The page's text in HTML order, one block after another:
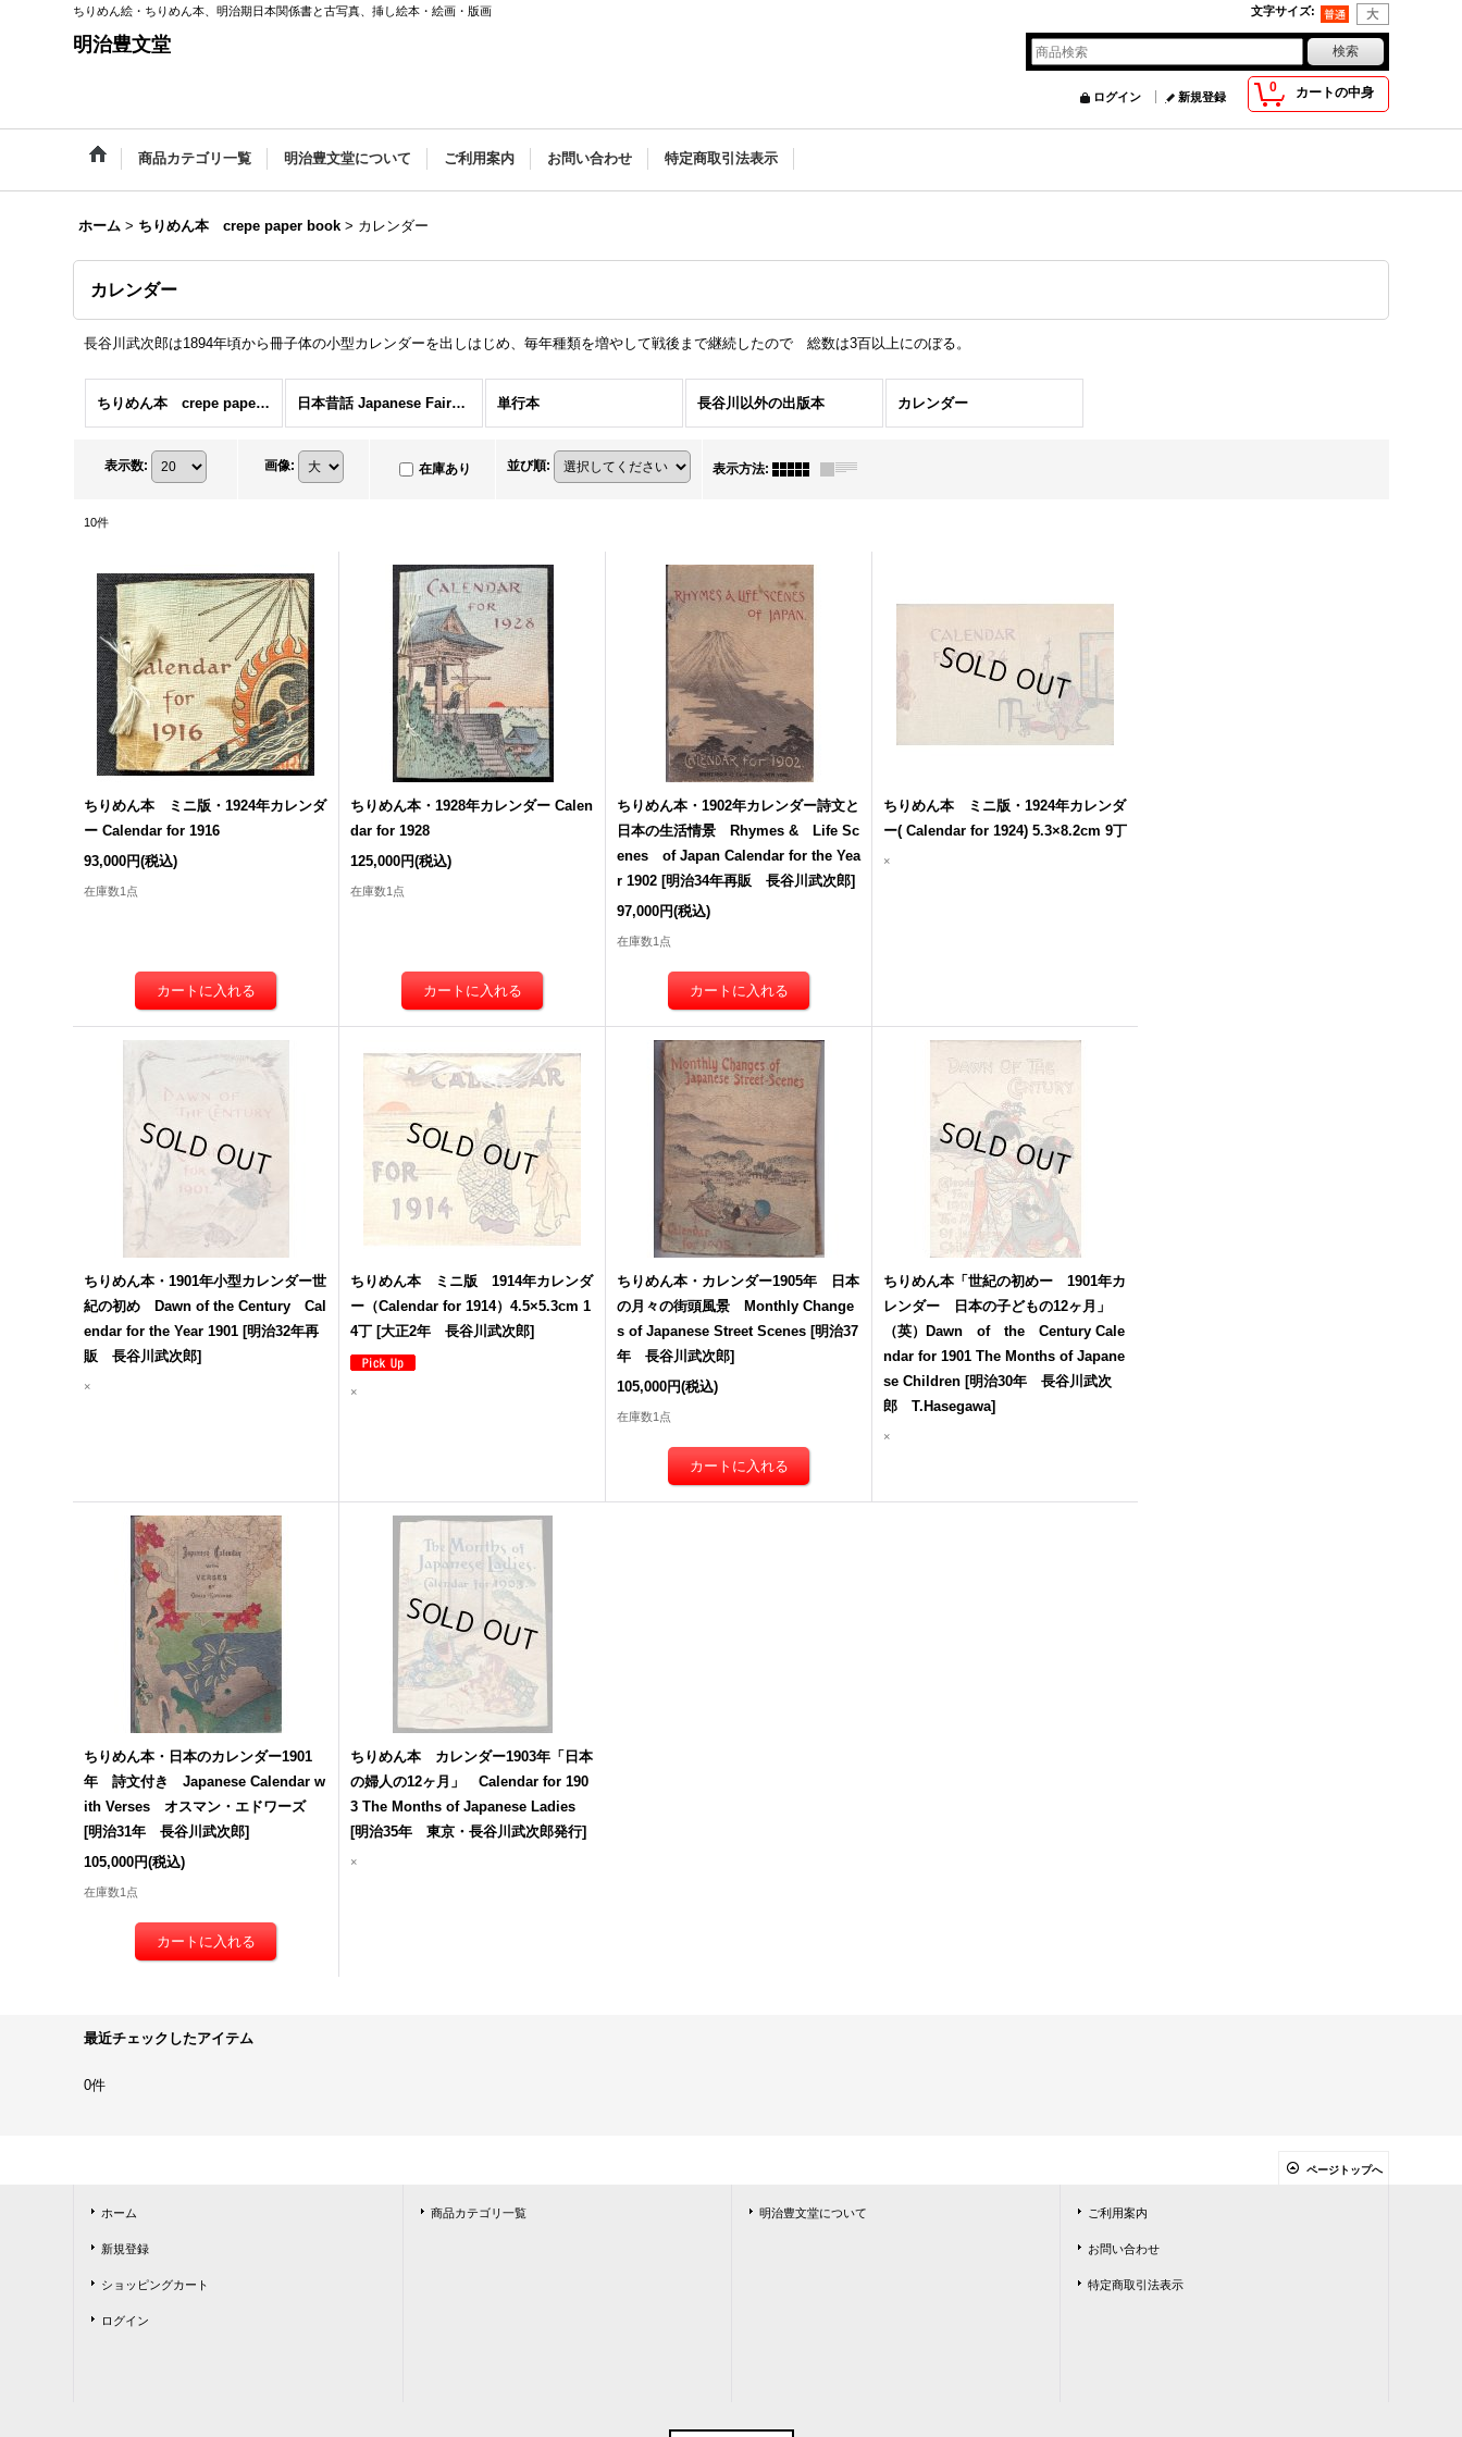
ちりめん絵・ちりめん本、明治期日本関係書と古写真、挿し絵本・絵画・版画 文字サイズ:
明治豊文堂
0 カートの中身
ログイン 新規登録
商品カテゴリ一覧 明治豊文堂について ご利用案内 お問い合わせ 特定商取引法表示
ホーム > ちりめん本 crepe paper book > カレンダー
カレンダー
長谷川武次郎は1894年頃から冊子体の小型カレンダーを出しはじめ、毎年種類を増やして戦後まで継続したので 総数は3百以上にのぼる。
ちりめん本 crepe paper book (全商品) 日本昔話 Japanese Fairy Tale 単行本 長谷川以外の出版本 カレンダー
表示数: 画像: 在庫あり 並び順: 表示方法:
10件
ちりめん本 ミニ版・1924年カレンダ
ー Calendar for 1916
93,000円(税込)
在庫数1点
ちりめん本・1928年カレンダー Calen
dar for 1928
125,000円(税込)
在庫数1点
ちりめん本・1902年カレンダー詩文と
日本の生活情景 Rhymes & Life Sc
enes of Japan Calendar for the Yea
r 1902 [明治34年再販 長谷川武次郎]
97,000円(税込)
在庫数1点
ちりめん本 ミニ版・1924年カレンダ
ー( Calendar for 1924) 5.3×8.2cm 9丁
×
ちりめん本・1901年小型カレンダー世
紀の初め Dawn of the Century Cal
endar for the Year 1901 [明治32年再
販 長谷川武次郎]
×
ちりめん本 ミニ版 1914年カレンダ
ー（Calendar for 1914）4.5×5.3cm 1
4丁 [大正2年 長谷川武次郎]
×
ちりめん本・カレンダー1905年 日本
の月々の街頭風景 Monthly Change
s of Japanese Street Scenes [明治37
年 長谷川武次郎]
105,000円(税込)
在庫数1点
ちりめん本「世紀の初めー 1901年カ
レンダー 日本の子どもの12ヶ月」
（英）Dawn of the Century Cale
ndar for 1901 The Months of Japane
se Children [明治30年 長谷川武次
郎 T.Hasegawa]
×
ちりめん本・日本のカレンダー1901
年 詩文付き Japanese Calendar w
ith Verses オスマン・エドワーズ
[明治31年 長谷川武次郎]
105,000円(税込)
在庫数1点
ちりめん本 カレンダー1903年「日本
の婦人の12ヶ月」 Calendar for 190
3 The Months of Japanese Ladies
[明治35年 東京・長谷川武次郎発行]
×
最近チェックしたアイテム
0件
ページトップへ
ホーム
新規登録
ショッピングカート
ログイン
商品カテゴリ一覧 明治豊文堂について ご利用案内
お問い合わせ
特定商取引法表示